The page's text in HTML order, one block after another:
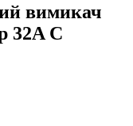
вимикач
32A C